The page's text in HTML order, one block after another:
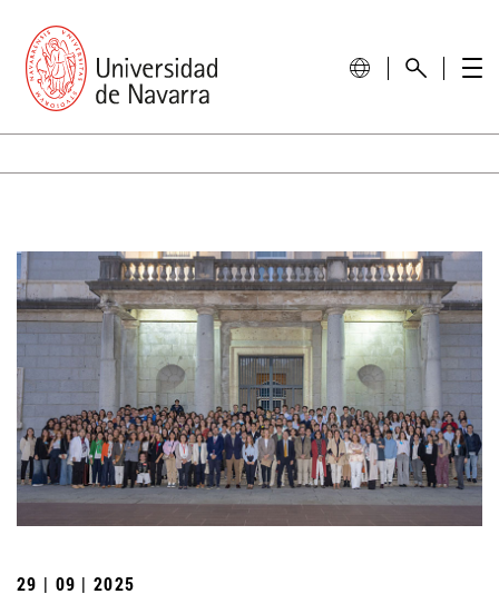
29 | 09 | 2025